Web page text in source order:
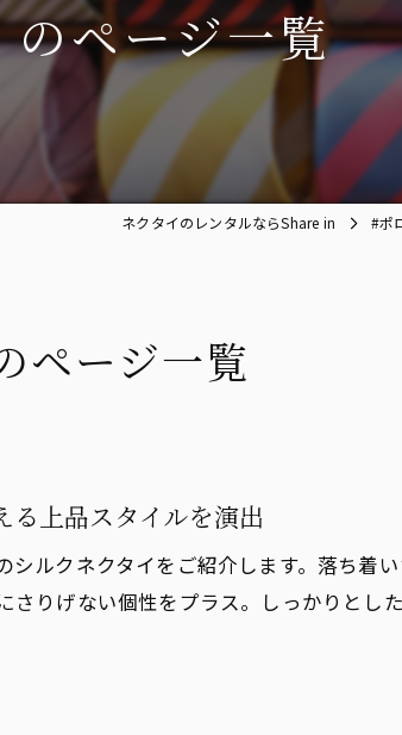
ページ一覧
ネクタイのレンタルならShare in #ポ
ページ一覧
る上品スタイルを演出
ルクネクタイをご紹介します。落ち着
りげない個性をプラス。しっかりとし